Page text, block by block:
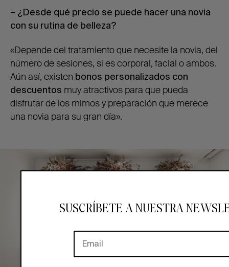
– ¿Desde qué precio se puede hacer una novia
con su rutina de belleza?
«Depende del tratamiento que necesite la novia, del
número de sesiones, si es corporal, facial o ambos.
Aún así, existen bonos personalizados con
descuentos muy atractivos para que pueda
disfrutar de los mimos y preparación que merece
una novia para su gran día».
SUSCRÍBETE A NUESTRA